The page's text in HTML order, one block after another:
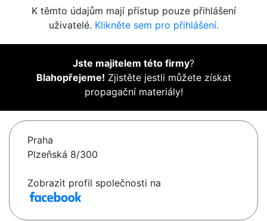
K těmto údajům mají přístup pouze přihlášení
uživatelé. Klikněte sem pro přihlášení.
Jste majitelem této firmy?
Blahopřejeme! Zjistěte jestli můžete získat
propagační materiály!
Praha
Plzeňská 8/300
Zobrazit profil společnosti na